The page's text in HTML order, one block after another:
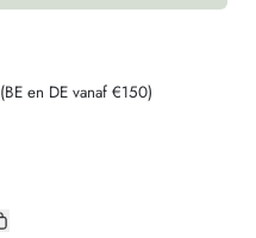
(BE en DE vanaf €150)